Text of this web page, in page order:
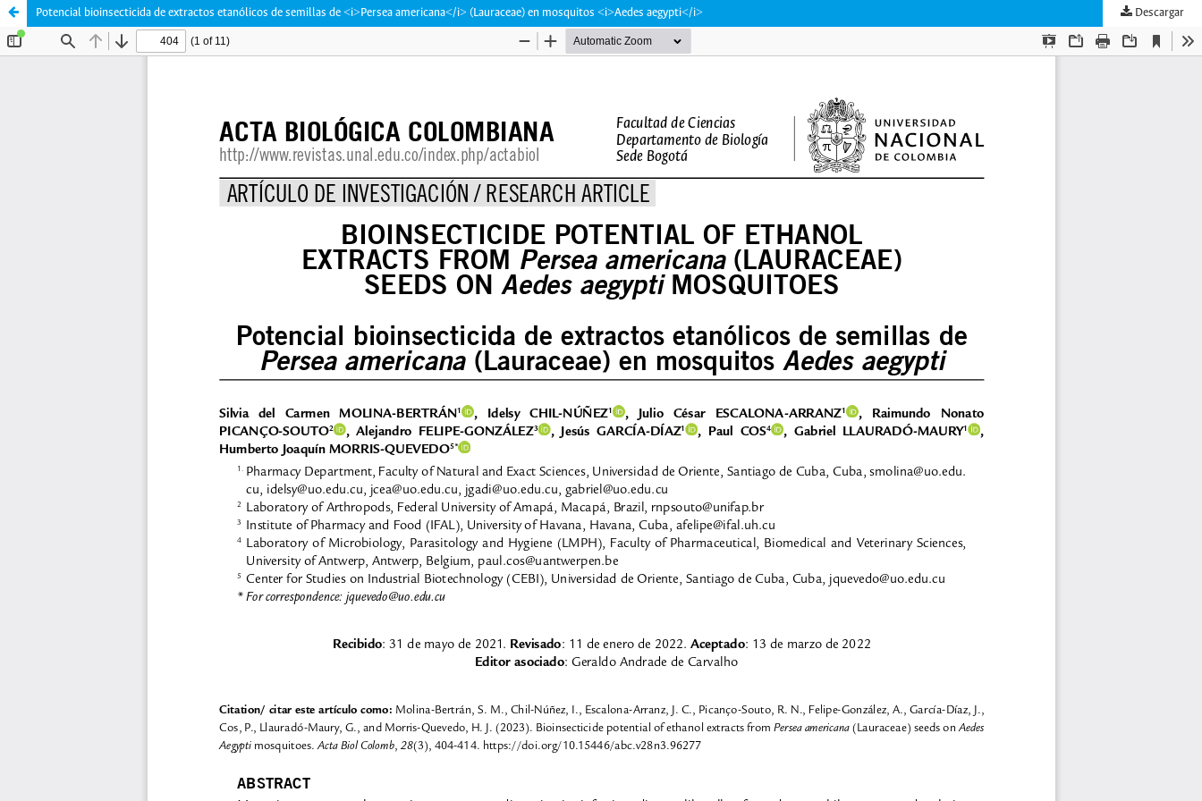
Potencial bioinsecticida de extractos etanólicos de semillas de <i>Persea americana</i> (Lauraceae) en mosquitos <i>Aedes aegypti</i> Descargar